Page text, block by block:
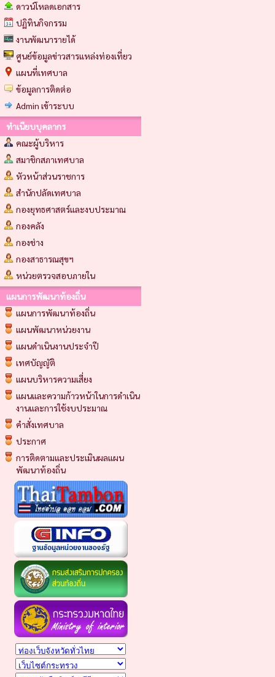
ดาวน์โหลดเอกสาร
ปฏิทินกิจกรรม
งานพัฒนารายได้
ศูนย์ข้อมูลข่าวสารแหล่งท่องเที่ยว
แผนที่เทศบาล
ข้อมูลการติดต่อ
Admin เข้าระบบ
ทำเนียบบุคลากร
คณะผู้บริหาร
สมาชิกสภาเทศบาล
หัวหน้าส่วนราชการ
สำนักปลัดเทศบาล
กองยุทธศาสตร์และงบประมาณ
กองคลัง
กองช่าง
กองสาธารณสุขฯ
หน่วยตรวจสอบภายใน
แผนการพัฒนาท้องถิ่น
แผนการพัฒนาท้องถิ่น
แผนพัฒนาหน่วยงาน
แผนดำเนินงานประจำปี
เทศบัญญัติ
แผนบริหารความเสี่ยง
แผนและความก้าวหน้าในการดำเนิน
งานและการใช้งบประมาณ
คำสั่งเทศบาล
ประกาศ
การติดตามและประเมินผลแผน
พัฒนาท้องถิ่น